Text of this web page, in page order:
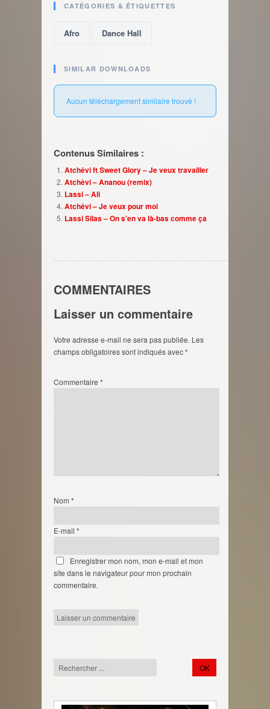
CATÉGORIES & ÉTIQUETTES
Afro Dance Hall
SIMILAR DOWNLOADS
Aucun téléchargement similaire trouvé !
Contenus Similaires :
Atchêvi ft Sweet Glory – Je veux travailler
Atchêvi – Ananou (remix)
Lassi – Ali
Atchêvi – Je veux pour moi
Lassi Silas – On s’en va là-bas comme ça
COMMENTAIRES
Laisser un commentaire
Votre adresse e-mail ne sera pas publiée. Les
champs obligatoires sont indiqués avec*
Commentaire *
Nom *
E-mail *
Enregistrer mon nom, mon e-mail et mon
site dans le navigateur pour mon prochain
commentaire.